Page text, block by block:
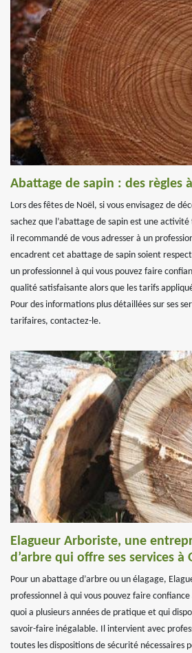
Abattage de sapin : des règles
Lors des fêtes de Noël, si vous envisagez de
sachez que l’abattage de sapin est une
il recommandé de vous adresser à un
encadrent cet abattage de sapin soient
un professionnel à qui vous pouvez faire
qualité satisfaisante alors que les tarifs
Pour des informations plus détaillées sur ses
tarifaires, contactez-le.
Elagueur Arboriste, une
d’arbre qui offre ses services à
Pour un abattage d’arbre ou un élagage,
professionnel à qui vous pouvez faire
quoi a plusieurs années de pratique et qui
savoir-faire inégalable. Il intervient avec
toutes les dispositions de sécurité nécessaires